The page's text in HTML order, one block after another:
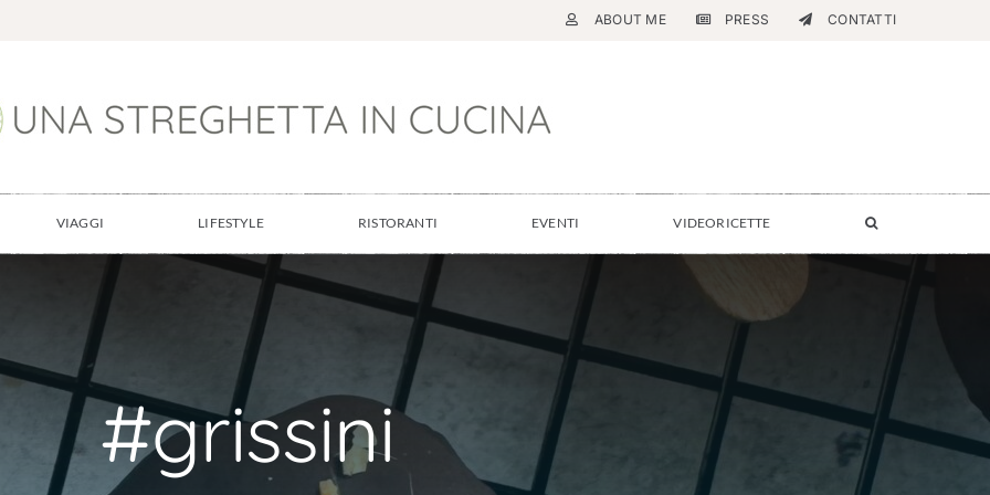
ABOUT ME PRESS CONTATTI
VIAGGI LIFESTYLE RISTORANTI EVENTI VIDEORICETTE
#grissini